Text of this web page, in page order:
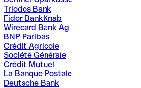
Triodos Bank
Fidor BankKnab
Wirecard Bank Ag
BNP Paribas
Crédit Agricole
Société Générale
Crédit Mutuel
La Banque Postale
Deutsche Bank